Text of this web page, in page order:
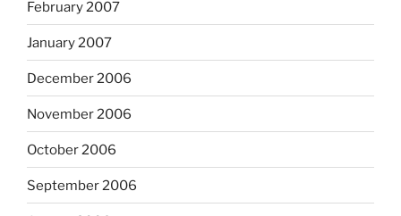
February 2007
January 2007
December 2006
November 2006
October 2006
September 2006